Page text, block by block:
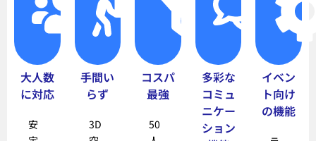
大人数
に対応
安
手間い
らず
3D
コスパ
最強
50
多彩な
コミュ
ニケー
ション
イベン
ト向け
の機能